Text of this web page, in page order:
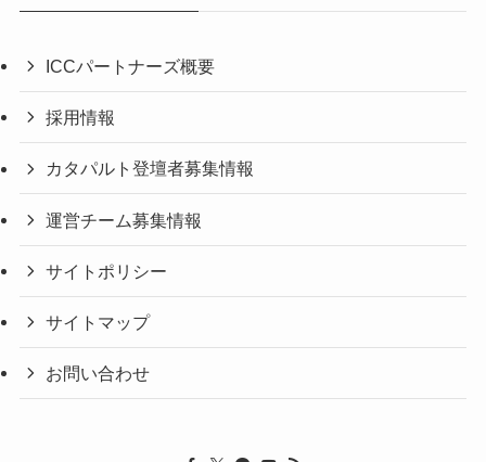
ICCパートナーズ概要
採用情報
カタパルト登壇者募集情報
運営チーム募集情報
サイトポリシー
サイトマップ
お問い合わせ